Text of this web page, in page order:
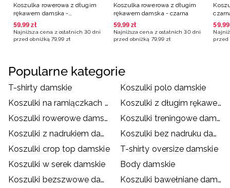
Koszulka rowerowa z długim
rękawem damska -
pomarańczowa
59,99 zł
Najniższa cena z ostatnich 30 dni
przed obniżką 79,99 zł
Koszulka rowerowa z długim
rękawem damska - czarna
59,99 zł
Najniższa cena z ostatnich 30 dni
przed obniżką 79,99 zł
59,99
przed
Popularne kategorie
T-shirty damskie
Koszulki polo damskie
Koszulki na ramiączkach damskie
Koszulki z długim rękawem damskie
Koszulki rowerowe damskie
Koszulki treningowe damskie
Koszulki z nadrukiem damskie
Koszulki bez nadruku damskie
Koszulki crop top damskie
T-shirty oversize damskie
Koszulki w serek damskie
Body damskie
Koszulki bezszwowe damskie
Koszulki bawełniane damskie